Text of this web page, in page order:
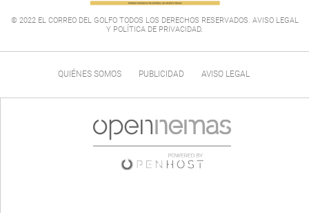
© 2022 EL CORREO DEL GOLFO TODOS LOS DERECHOS RESERVADOS. AVISO LEGAL
Y POLÍTICA DE PRIVACIDAD.
QUIÉNES SOMOS PUBLICIDAD AVISO LEGAL